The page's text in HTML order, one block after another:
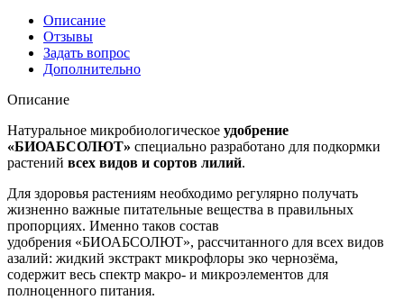
Описание
Отзывы
Задать вопрос
Дополнительно
Описание
Натуральное микробиологическое удобрение
«БИОАБСОЛЮТ» специально разработано для подкормки
растений всех видов и сортов лилий.
Для здоровья растениям необходимо регулярно получать
жизненно важные питательные вещества в правильных
пропорциях. Именно таков состав
удобрения «БИОАБСОЛЮТ», рассчитанного для всех видов
азалий: жидкий экстракт микрофлоры эко чернозёма,
содержит весь спектр макро- и микроэлементов для
полноценного питания.